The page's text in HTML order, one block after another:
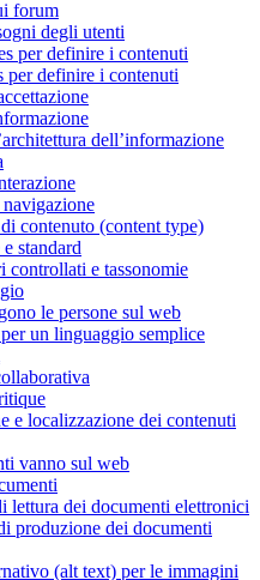
forum
degli utenti
per definire i contenuti
per definire i contenuti
dell’informazione
contenuto (content type)
standard
controllati e tassonomie
le persone sul web
un linguaggio semplice
e localizzazione dei contenuti
vanno sul web
lettura dei documenti elettronici
produzione dei documenti
(alt text) per le immagini